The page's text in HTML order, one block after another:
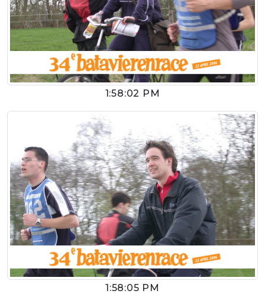
1:58:02 PM
1:58:05 PM